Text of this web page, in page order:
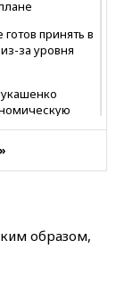
готов принять в
за уровня
башню
образом,